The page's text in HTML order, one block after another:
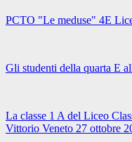
PCTO "Le meduse" 4E
Gli studenti della quarta E
La classe 1 A del Liceo
Vittorio Veneto 27 ottobre